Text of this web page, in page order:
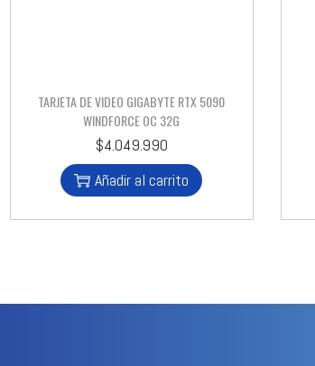
TARJETA DE VIDEO GIGABYTE RTX 5090
WINDFORCE OC 32G
$4.049.990
Añadir al carrito